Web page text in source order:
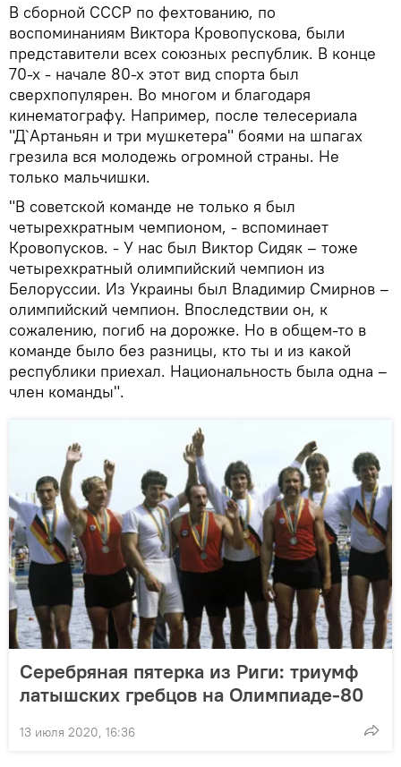
В сборной СССР по фехтованию, по
воспоминаниям Виктора Кровопускова, были
представители всех союзных республик. В конце
70-х - начале 80-х этот вид спорта был
сверхпопулярен. Во многом и благодаря
кинематографу. Например, после телесериала
"Д`Артаньян и три мушкетера" боями на шпагах
грезила вся молодежь огромной страны. Не
только мальчишки.
"В советской команде не только я был
четырехкратным чемпионом, - вспоминает
Кровопусков. - У нас был Виктор Сидяк – тоже
четырехкратный олимпийский чемпион из
Белоруссии. Из Украины был Владимир Смирнов –
олимпийский чемпион. Впоследствии он, к
сожалению, погиб на дорожке. Но в общем-то в
команде было без разницы, кто ты и из какой
республики приехал. Национальность была одна –
член команды".
Серебряная пятерка из Риги: триумф
латышских гребцов на Олимпиаде-80
13 июля 2020, 16:36